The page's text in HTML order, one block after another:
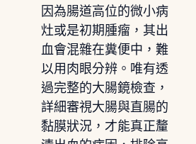
因為腸道高位的微小病
灶或是初期腫瘤，其出
血會混雜在糞便中，難
以用肉眼分辨。唯有透
過完整的大腸鏡檢查，
詳細審視大腸與直腸的
黏膜狀況，才能真正釐